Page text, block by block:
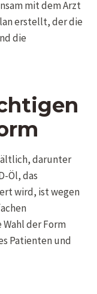
mit dem Arzt
erstellt, der die
die
darunter
Öl, das
wird, ist wegen
der Form
Patienten und